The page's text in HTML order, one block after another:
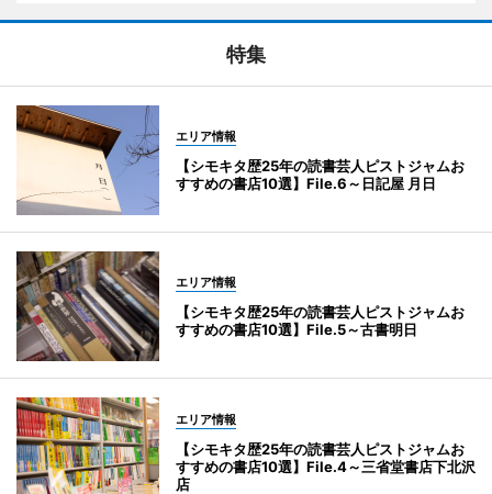
特集
エリア情報
【シモキタ歴25年の読書芸人ピストジャムお
すすめの書店10選】File.6～日記屋 月日
エリア情報
【シモキタ歴25年の読書芸人ピストジャムお
すすめの書店10選】File.5～古書明日
エリア情報
【シモキタ歴25年の読書芸人ピストジャムお
すすめの書店10選】File.4～三省堂書店下北沢
店